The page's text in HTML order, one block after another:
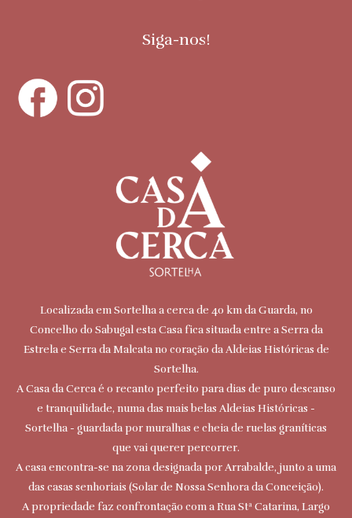
Siga-nos!
Localizada em Sortelha a cerca de 40 km da Guarda, no
Concelho do Sabugal esta Casa fica situada entre a Serra da
Estrela e Serra da Malcata no coração da Aldeias Históricas de
Sortelha.
A Casa da Cerca é o recanto perfeito para dias de puro descanso
e tranquilidade, numa das mais belas Aldeias Históricas -
Sortelha - guardada por muralhas e cheia de ruelas graníticas
que vai querer percorrer.
A casa encontra-se na zona designada por Arrabalde, junto a uma
das casas senhoriais (Solar de Nossa Senhora da Conceição).
A propriedade faz confrontação com a Rua Stª Catarina, Largo